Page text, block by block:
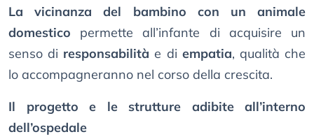
La vicinanza del bambino con un animale
domestico permette all’infante di acquisire un
senso di responsabilità e di empatia, qualità che
lo accompagneranno nel corso della crescita.
Il progetto e le strutture adibite all’interno
dell’ospedale